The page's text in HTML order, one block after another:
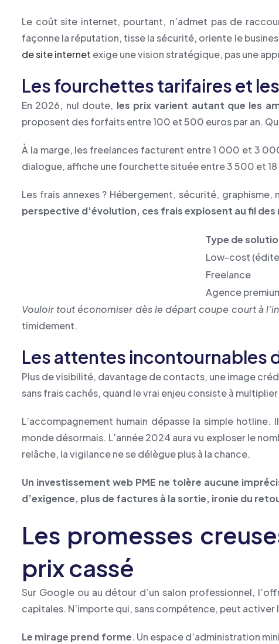
Le coût site internet, pourtant, n’admet pas de
façonne la réputation, tisse la sécurité, oriente le
de site internet exige une vision stratégique, pas une
Les fourchettes tarifaires et
En 2026, nul doute, les prix varient autant que les
proposent des forfaits entre 100 et 500 euros par an.
À la marge, les freelances facturent entre 1 000 et 3
dialogue, affiche une fourchette située entre 3 500 et
Les frais annexes ? Hébergement, sécurité,
perspective d’évolution, ces frais explosent au fil
Type de
Low-cost
Freelance
Agence
Vouloir tout économiser dès le départ coupe court à
timidement.
Les attentes incontournables
Plus de visibilité, davantage de contacts, une image
sans frais cachés, quand le vrai enjeu consiste à
L’accompagnement humain dépasse la simple
monde désormais. L’année 2024 aura vu exploser le
relâche, la vigilance ne se délègue plus à la chance.
Un investissement web PME ne tolère aucune
d’exigence, plus de factures à la sortie, ironie du
Les promesses
prix cassé
Sur Google ou au détour d’un salon professionnel,
capitales. N’importe qui, sans compétence, peut
Le mirage prend forme. Un espace d’administration